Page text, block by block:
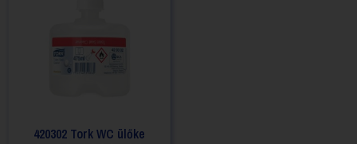
420302 Tork WC ülőke